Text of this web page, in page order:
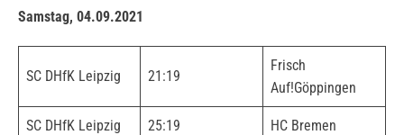
Samstag, 04.09.2021
SC DHfK Leipzig 21:19
Frisch
Auf!Göppingen
SC DHfK Leipzig 25:19 HC Bremen